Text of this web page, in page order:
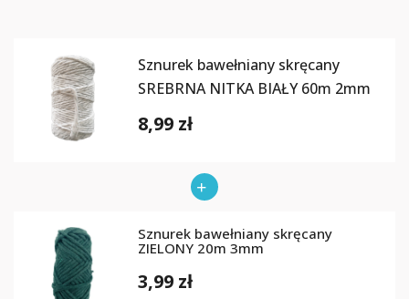
Sznurek bawełniany skręcany
SREBRNA NITKA BIAŁY 60m 2mm
8,99 zł
Sznurek bawełniany skręcany
ZIELONY 20m 3mm
3,99 zł